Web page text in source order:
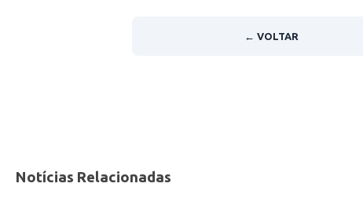
← VOLTAR
Notícias Relacionadas